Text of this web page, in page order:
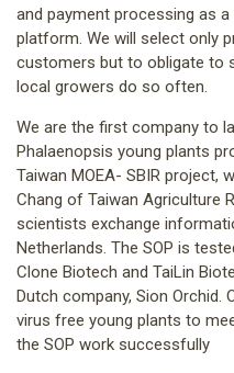
and payment processing as
platform. We will select only
customers but to obligate to
local growers do so often.
We are the first company to
Phalaenopsis young plants
Taiwan MOEA- SBIR project,
Chang of Taiwan Agriculture
scientists exchange
Netherlands. The SOP is
Clone Biotech and TaiLin
Dutch company, Sion Orchid.
virus free young plants to
the SOP work successfully